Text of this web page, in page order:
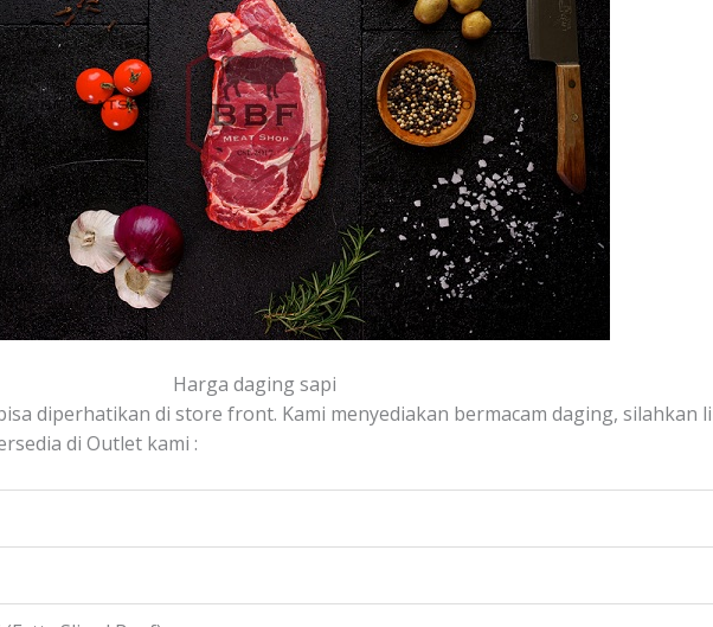
Harga daging sapi
diperhatikan di store front. Kami menyediakan bermacam daging, silahkan
di Outlet kami :